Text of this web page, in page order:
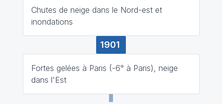
Chutes de neige dans le Nord-est et
inondations
1901
Fortes gelées à Paris (-6° à Paris), neige
dans l'Est